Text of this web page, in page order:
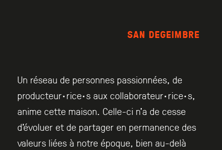
SAN DEGEIMBRE
Un réseau de personnes passionnées, de
producteur·rice·s aux collaborateur·rice·s,
anime cette maison. Celle-ci n’a de cesse
d’évoluer et de partager en permanence des
valeurs liées à notre époque, bien au-delà